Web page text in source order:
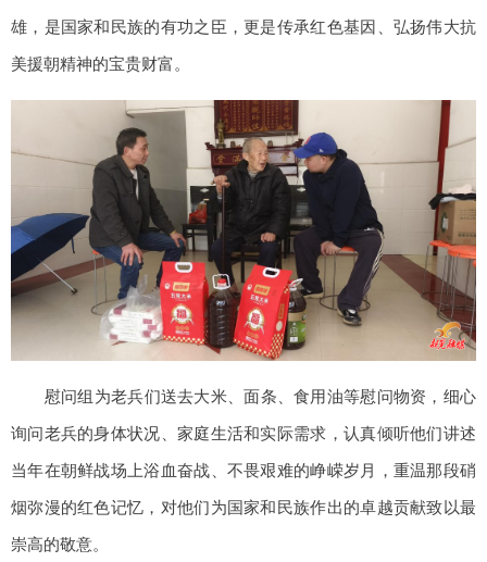
雄，是国家和民族的有功之臣，更是传承红色基因、弘扬伟大抗
美援朝精神的宝贵财富。
慰问组为老兵们送去大米、面条、食用油等慰问物资，细心
询问老兵的身体状况、家庭生活和实际需求，认真倾听他们讲述
当年在朝鲜战场上浴血奋战、不畏艰难的峥嵘岁月，重温那段硝
烟弥漫的红色记忆，对他们为国家和民族作出的卓越贡献致以最
崇高的敬意。